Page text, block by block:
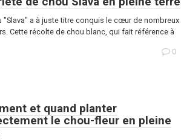
"Slava" a à juste titre conquis le cœur de nombreux
Cette récolte de chou blanc, qui fait référence à
0
et quand planter
le chou-fleur en pleine